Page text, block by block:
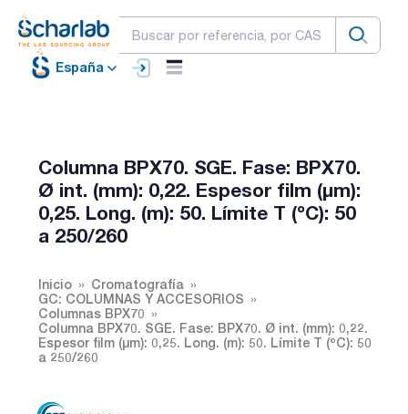
España
Columna BPX70. SGE. Fase: BPX70.
Ø int. (mm): 0,22. Espesor film (µm):
0,25. Long. (m): 50. Límite T (ºC): 50
a 250/260
Inicio
Cromatografía
GC: COLUMNAS Y ACCESORIOS
Columnas BPX70
Columna BPX70. SGE. Fase: BPX70. Ø int. (mm): 0,22.
Espesor film (µm): 0,25. Long. (m): 50. Límite T (ºC): 50
a 250/260